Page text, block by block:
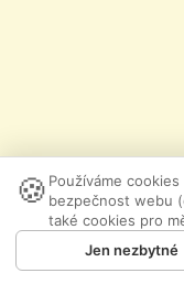
🍪 Používáme
bezpečnost webu
také cookies pro
Jen nezbytné